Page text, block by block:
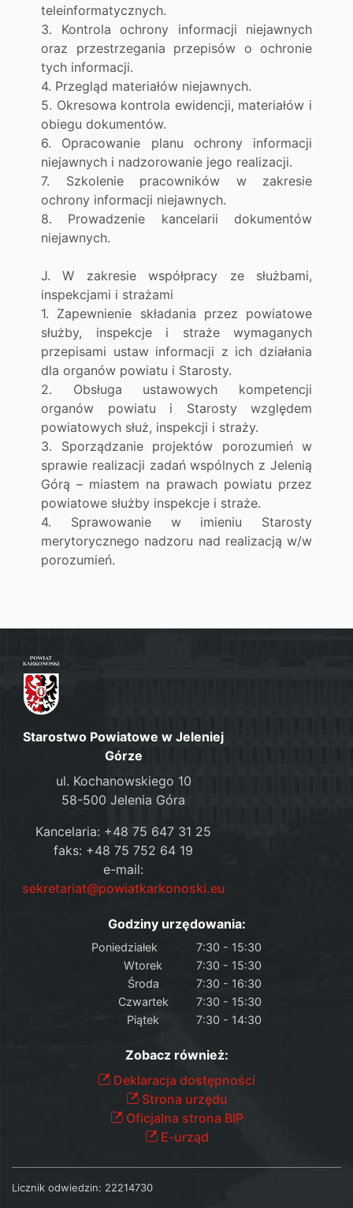
teleinformatycznych.
3. Kontrola ochrony informacji niejawnych
oraz przestrzegania przepisów o ochronie
tych informacji.
4. Przegląd materiałów niejawnych.
5. Okresowa kontrola ewidencji, materiałów i
obiegu dokumentów.
6. Opracowanie planu ochrony informacji
niejawnych i nadzorowanie jego realizacji.
7. Szkolenie pracowników w zakresie
ochrony informacji niejawnych.
8. Prowadzenie kancelarii dokumentów
niejawnych.
J. W zakresie współpracy ze służbami,
inspekcjami i strażami
1. Zapewnienie składania przez powiatowe
służby, inspekcje i straże wymaganych
przepisami ustaw informacji z ich działania
dla organów powiatu i Starosty.
2. Obsługa ustawowych kompetencji
organów powiatu i Starosty względem
powiatowych służ, inspekcji i straży.
3. Sporządzanie projektów porozumień w
sprawie realizacji zadań wspólnych z Jelenią
Górą – miastem na prawach powiatu przez
powiatowe służby inspekcje i straże.
4. Sprawowanie w imieniu Starosty
merytorycznego nadzoru nad realizacją w/w
porozumień.
Starostwo Powiatowe w Jeleniej
Górze
ul. Kochanowskiego 10
58-500 Jelenia Góra
Kancelaria: +48 75 647 31 25
faks: +48 75 752 64 19
e-mail:
sekretariat@powiatkarkonoski.eu
Godziny urzędowania:
Poniedziałek
7:30 - 15:30
Wtorek
7:30 - 15:30
Środa
7:30 - 16:30
Czwartek
7:30 - 15:30
Piątek
7:30 - 14:30
Zobacz również:
Deklaracja dostępności
Strona urzędu
Oficjalna strona BIP
E-urząd
Licznik odwiedzin: 22214730